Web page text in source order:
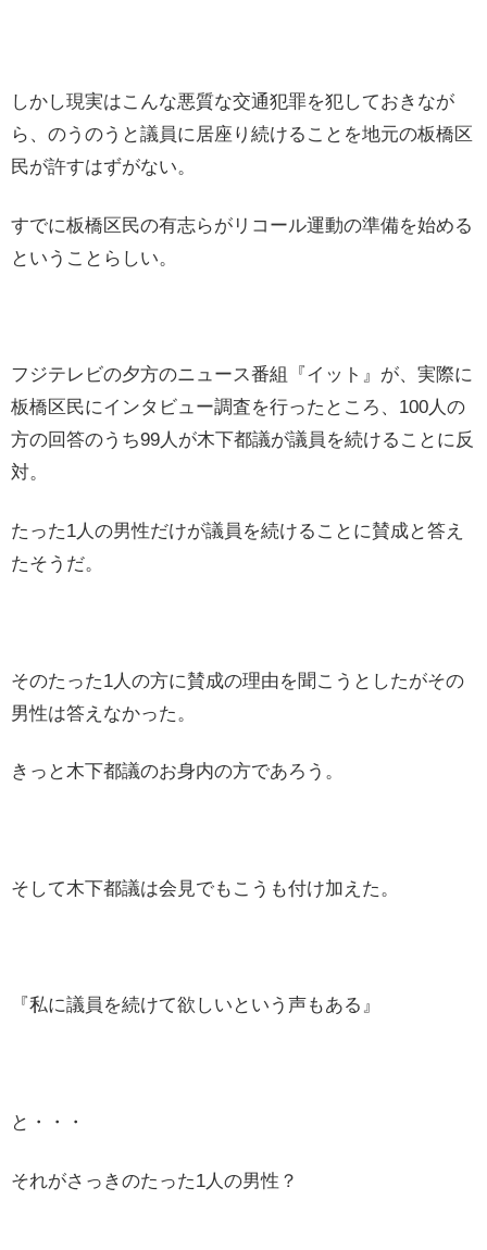
しかし現実はこんな悪質な交通犯罪を犯しておきなが
ら、のうのうと議員に居座り続けることを地元の板橋区
民が許すはずがない。
すでに板橋区民の有志らがリコール運動の準備を始める
ということらしい。
フジテレビの夕方のニュース番組『イット』が、実際に
板橋区民にインタビュー調査を行ったところ、100人の
方の回答のうち99人が木下都議が議員を続けることに反
対。
たった1人の男性だけが議員を続けることに賛成と答え
たそうだ。
そのたった1人の方に賛成の理由を聞こうとしたがその
男性は答えなかった。
きっと木下都議のお身内の方であろう。
そして木下都議は会見でもこうも付け加えた。
『私に議員を続けて欲しいという声もある』
と・・・
それがさっきのたった1人の男性？